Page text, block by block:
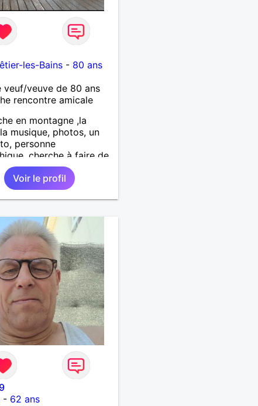
les-Bains - 80 ans
veuf/veuve de 80 ans
rencontre amicale
en montagne ,la
musique, photos, un
personne
cherche à faire de
connaissances .
Voir le profil
- 62 ans